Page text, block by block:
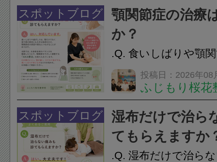
スポットブログ
顎関節症の治療
か？
.Q. 食いしばりや顎
らえますか？A. はい
す。食いしばりや歯
けでなく首や肩の筋
担をかけ、顎関節症
つながることがあり
投稿日：2026年08
ふじもり桜花
スポットブログ
湿布だけで治ら
てもらえますか
.Q. 湿布だけで治ら